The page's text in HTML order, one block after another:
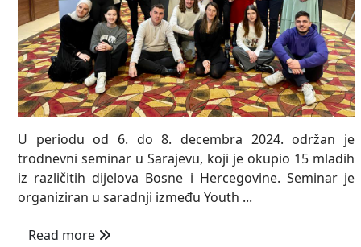
U periodu od 6. do 8. decembra 2024. održan je
trodnevni seminar u Sarajevu, koji je okupio 15 mladih
iz različitih dijelova Bosne i Hercegovine. Seminar je
organiziran u saradnji između Youth ...
Read more